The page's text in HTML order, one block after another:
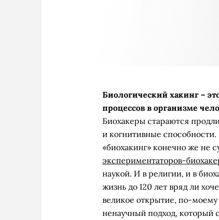
Биологический хакинг –
процессов в организме
Биохакеры стараются
и когнитивные
«биохакинг» конечно же не
экспериментаторов-
наукой. И в религии, и в
жизнь до 120 лет вряд ли
великое открытие, по-
ненаучный подход, который